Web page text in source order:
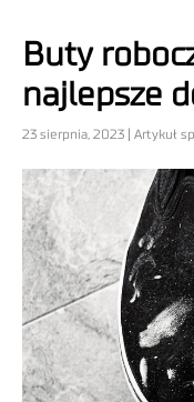
Buty
najlepsze
23 sierpnia, 2023 | Artykuł